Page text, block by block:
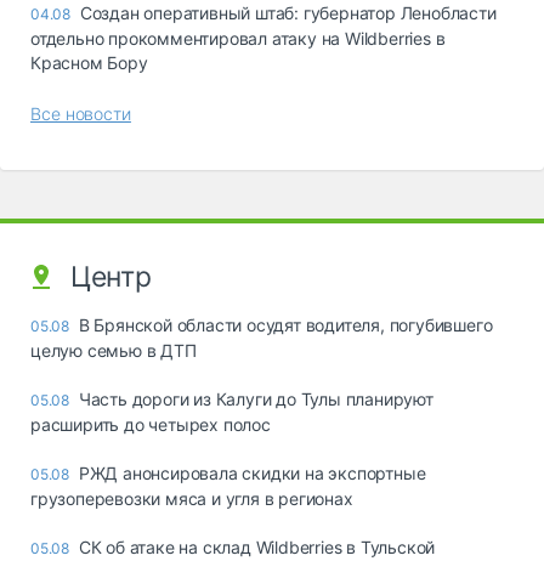
04.08 Создан оперативный штаб: губернатор Ленобласти
отдельно прокомментировал атаку на Wildberries в
Красном Бору
Все новости
Центр
05.08 В Брянской области осудят водителя, погубившего
целую семью в ДТП
05.08 Часть дороги из Калуги до Тулы планируют
расширить до четырех полос
05.08 РЖД анонсировала скидки на экспортные
грузоперевозки мяса и угля в регионах
05.08 СК об атаке на склад Wildberries в Тульской